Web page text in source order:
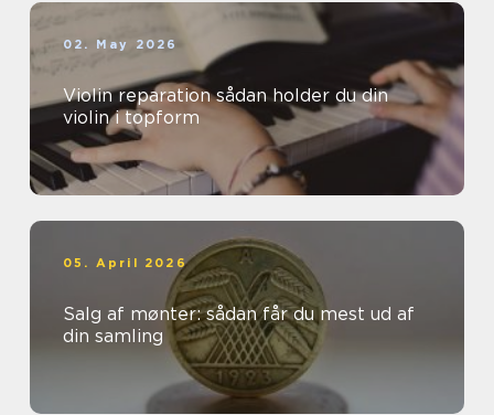
02. May 2026
Violin reparation sådan holder du din
violin i topform
05. April 2026
Salg af mønter: sådan får du mest ud af
din samling